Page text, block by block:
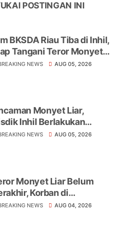
POSTINGAN INI
BKSDA Riau Tiba di Inhil,
Tangani Teror Monyet
yang Telah Melukai 18
NEWS AUG 05, 2026
Monyet Liar,
Inhil Berlakukan
dari Rumah di
NEWS AUG 05, 2026
Monyet Liar Belum
Korban di
Terus
NEWS AUG 04, 2026